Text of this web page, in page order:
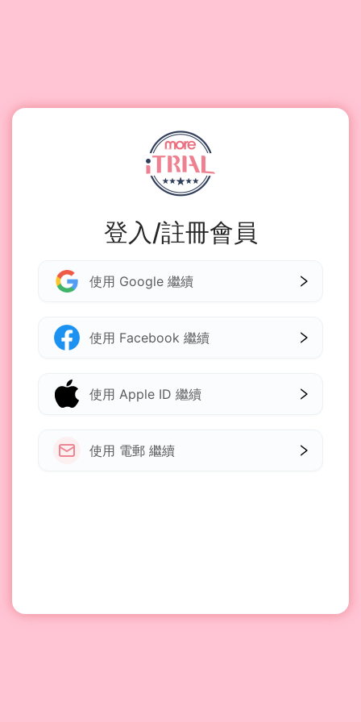
登入/註冊會員
使用 Google 繼續
使用 Facebook 繼續
使用 Apple ID 繼續
使用 電郵 繼續